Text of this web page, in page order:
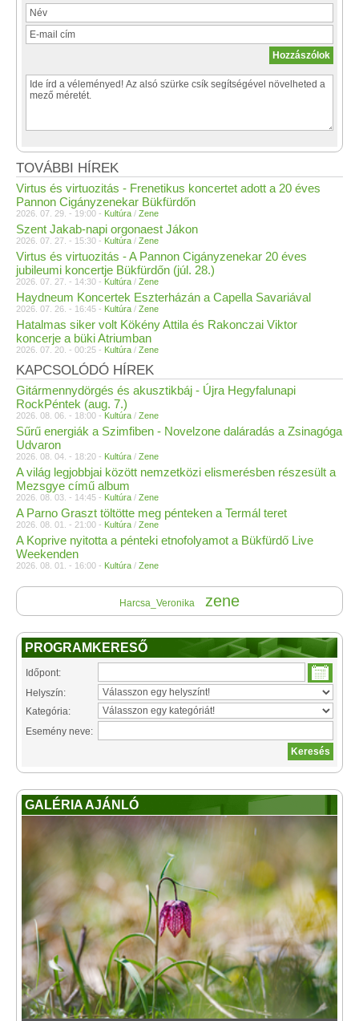
TOVÁBBI HÍREK
Virtus és virtuozitás - Frenetikus koncertet adott a 20 éves
Pannon Cigányzenekar Bükfürdőn
2026. 07. 29. - 19:00 - Kultúra / Zene
Szent Jakab-napi orgonaest Jákon
2026. 07. 27. - 15:30 - Kultúra / Zene
Virtus és virtuozitás - A Pannon Cigányzenekar 20 éves
jubileumi koncertje Bükfürdőn (júl. 28.)
2026. 07. 27. - 14:30 - Kultúra / Zene
Haydneum Koncertek Eszterházán a Capella Savariával
2026. 07. 26. - 16:45 - Kultúra / Zene
Hatalmas siker volt Kökény Attila és Rakonczai Viktor
koncerje a büki Atriumban
2026. 07. 20. - 00:25 - Kultúra / Zene
KAPCSOLÓDÓ HÍREK
Gitármennydörgés és akusztikbáj - Újra Hegyfalunapi
RockPéntek (aug. 7.)
2026. 08. 06. - 18:00 - Kultúra / Zene
Sűrű energiák a Szimfiben - Novelzone daláradás a Zsinagóga
Udvaron
2026. 08. 04. - 18:20 - Kultúra / Zene
A világ legjobbjai között nemzetközi elismerésben részesült a
Mezsgye című album
2026. 08. 03. - 14:45 - Kultúra / Zene
A Parno Graszt töltötte meg pénteken a Termál teret
2026. 08. 01. - 21:00 - Kultúra / Zene
A Koprive nyitotta a pénteki etnofolyamot a Bükfürdő Live
Weekenden
2026. 08. 01. - 16:00 - Kultúra / Zene
Harcsa_Veronika zene
PROGRAMKERESŐ
Időpont:
Helyszín:
Kategória:
Esemény neve:
GALÉRIA AJÁNLÓ